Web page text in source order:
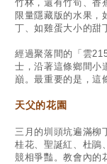
竹林，還有竹筍、香
限量隱藏版的水果，
丁、如雞蛋大小的甜
經過聚落間的「雲
士，沿著這條鄉間
巔。最重要的是，這
天父的花園
三月的圳頭坑遍滿柳
桂花、聖誕紅、杜鵑
競相爭豔。教會內的